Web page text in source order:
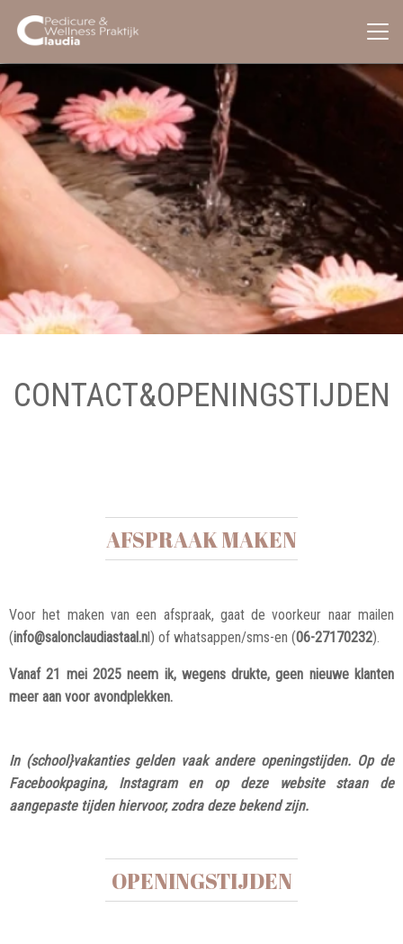
CONTACT&OPENINGSTIJDEN
AFSPRAAK MAKEN
Voor het maken van een afspraak, gaat de voorkeur naar mailen
(info@salonclaudiastaal.nl) of whatsappen/sms-en (06-27170232).
Vanaf 21 mei 2025 neem ik, wegens drukte, geen nieuwe klanten
meer aan voor avondplekken.
In (school}vakanties gelden vaak andere openingstijden. Op de
Facebookpagina, Instagram en op deze website staan de
aangepaste tijden hiervoor, zodra deze bekend zijn.
OPENINGSTIJDEN